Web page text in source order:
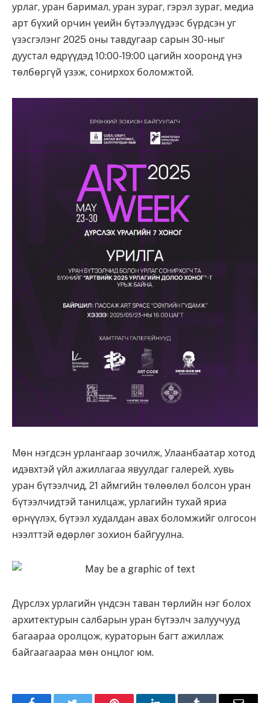
урлаг, уран баримал, уран зураг, гэрэл зураг, медиа
арт бүхий орчин үеийн бүтээлүүдээс бүрдсэн уг
үзэсгэлэнг 2025 оны тавдугаар сарын 30-ныг
дуустал өдрүүдэд 10:00-19:00 цагийн хооронд үнэ
төлбөргүй үзэж, сонирхох боломжтой.
Мөн нэгдсэн урлангаар зочилж, Улаанбаатар хотод
идэвхтэй үйл ажиллагаа явуулдаг галерей, хувь
уран бүтээлчид, 21 аймгийн төлөөлөл болсон уран
бүтээлчидтэй танилцаж, урлагийн тухай яриа
өрнүүлэх, бүтээл худалдан авах боломжийг олгосон
нээлттэй өдөрлөг зохион байгуулна.
Дүрслэх урлагийн үндсэн таван төрлийн нэг болох
архитектурын салбарын уран бүтээлч залуучууд
багаараа оролцож, кураторын багт ажиллаж
байгаагаараа мөн онцлог юм.